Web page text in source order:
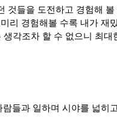
것들을 도전하고 경험해 볼
미리 경험해볼 수록 내가 재
생각조차 할 수 없으니 최대
람들과 일하며 시야를 넓히고